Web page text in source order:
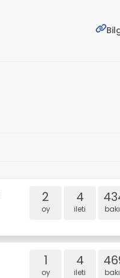
2
oy
4
i̇leti
1
oy
4
i̇leti